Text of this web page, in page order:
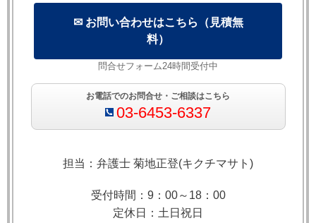
2. この法理が必要とされる理由
3. 成立要件——「履行拒絶」の認定基準
4. 被害当事者の選択肢——受け入れるか待つか
5. 代表的な判例
7. 契約書での対応——特約による明確化
8. 英国法・米国法・日本法の比較
1. Anticipatory Repudiatory Breachとは何
✉ お問い合わせはこちら（見積無
料）
問合せフォーム24時間受付中
お電話でのお問合せ・ご相談はこちら
03-6453-6337
担当：弁護士 菊地正登(キクチマサト)
受付時間：9：00～18：00
定休日：土日祝日